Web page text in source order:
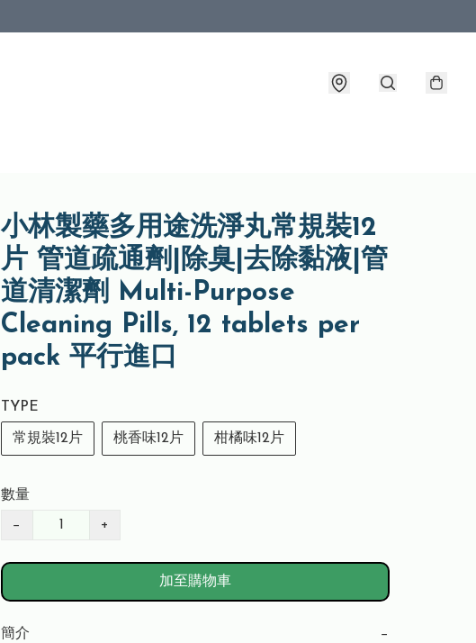
小林製藥多用途洗淨丸常規裝12
片 管道疏通劑|除臭|去除黏液|管
道清潔劑 Multi-Purpose
Cleaning Pills, 12 tablets per
pack 平行進口
TYPE
常規裝12片 桃香味12片 柑橘味12片
數量
− +
加至購物車
簡介 −